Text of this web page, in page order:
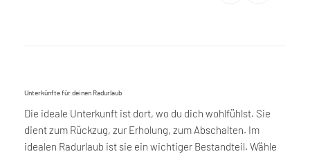
Unterkünfte für deinen Radurlaub
Die ideale Unterkunft ist dort, wo du dich wohlfühlst. Sie
dient zum Rückzug, zur Erholung, zum Abschalten. Im
idealen Radurlaub ist sie ein wichtiger Bestandteil. Wähle